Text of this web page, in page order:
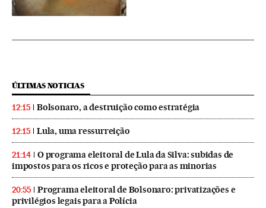
ÚLTIMAS NOTICIAS
12:15 Bolsonaro, a destruição como estratégia
12:15 Lula, uma ressurreição
21:14
O programa eleitoral de Lula da Silva: subidas de
impostos para os ricos e proteção para as minorias
20:55
Programa eleitoral de Bolsonaro: privatizações e
privilégios legais para a Polícia